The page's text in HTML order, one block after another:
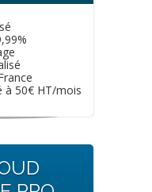
à 50€ HT/mois